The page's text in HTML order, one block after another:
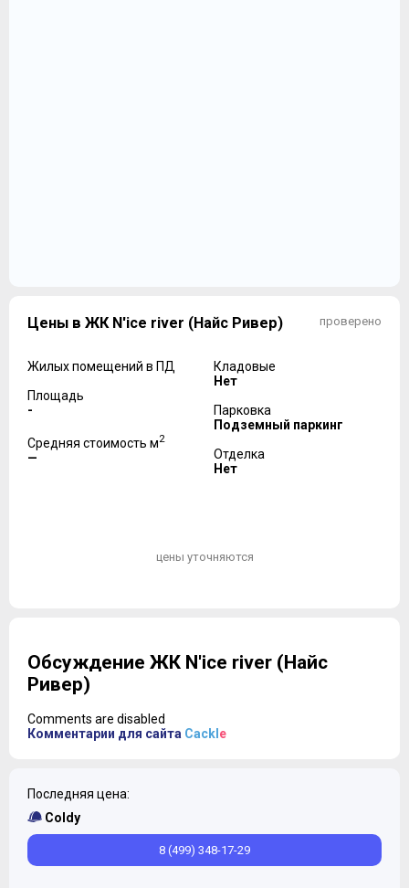
проверено
Цены в ЖК N'ice river (Найс Ривер)
Жилых помещений в ПД
Площадь
-
Средняя стоимость м2
—
Кладовые
Нет
Парковка
Подземный паркинг
Отделка
Нет
цены уточняются
Обсуждение ЖК N'ice river (Найс
Ривер)
Comments are disabled
Комментарии для сайта Cackl e
Последняя цена:
Coldy
8 (499) 348-17-29